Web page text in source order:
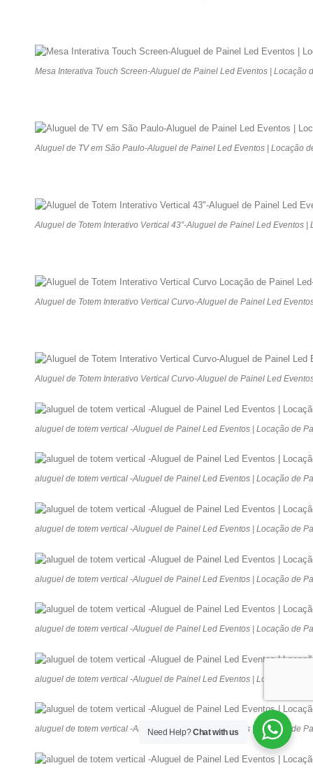
Mesa Interativa Touch Screen-Aluguel de Painel Led Eventos | Locação
Aluguel de TV em São Paulo-Aluguel de Painel Led Eventos | Locação
Aluguel de Totem Interativo Vertical 43″-Aluguel de Painel Led Eventos |
Aluguel de Totem Interativo Vertical Curvo-Aluguel de Painel Led
Aluguel de Totem Interativo Vertical Curvo-Aluguel de Painel Led
aluguel de totem vertical -Aluguel de Painel Led Eventos | Locação de
aluguel de totem vertical -Aluguel de Painel Led Eventos | Locação de
aluguel de totem vertical -Aluguel de Painel Led Eventos | Locação de
aluguel de totem vertical -Aluguel de Painel Led Eventos | Locação de
aluguel de totem vertical -Aluguel de Painel Led Eventos | Locação de
aluguel de totem vertical -Aluguel de Painel Led Eventos | Locação de
aluguel de totem vertical -Aluguel de Painel Led Eventos | Locação de
Need Help?Chat with us